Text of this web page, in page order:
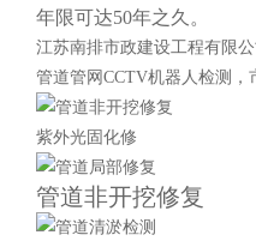
年限可达50年之久。
江苏南排市政建设工程有限
管道管网CCTV机器人检测
紫外光固化修
管道非开挖修复